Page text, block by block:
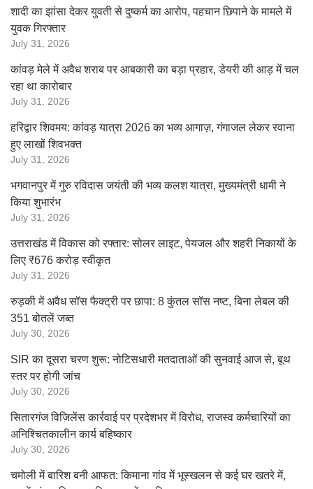
शादी का झांसा देकर युवती से दुष्कर्म का आरोप, पहचान छिपाने के मामले में
युवक गिरफ्तार
July 31, 2026
कांवड़ मेले में अवैध शराब पर आबकारी का बड़ा प्रहार, डेयरी की आड़ में चल
रहा था कारोबार
July 31, 2026
हरिद्वार शिवमय: कांवड़ यात्रा 2026 का भव्य आगाज़, गंगाजल लेकर रवाना
हुए लाखों शिवभक्त
July 31, 2026
भगवानपुर में गुरु रविदास जयंती की भव्य कलश यात्रा, मुख्यमंत्री धामी ने
किया शुभारंभ
July 31, 2026
उत्तराखंड में विकास को रफ्तार: सोलर लाइट, पेयजल और शहरी निकायों के
लिए ₹676 करोड़ स्वीकृत
July 31, 2026
रुड़की में अवैध सॉस फैक्ट्री पर छापा: 8 कुंतल सॉस नष्ट, बिना लेबल की
351 बोतलें जब्त
July 30, 2026
SIR का दूसरा चरण शुरू: नोटिसधारी मतदाताओं की सुनवाई आज से, बूथ
स्तर पर होगी जांच
July 30, 2026
सितारगंज विजिलेंस कार्रवाई पर प्रदेशभर में विरोध, राजस्व कर्मचारियों का
अनिश्चितकालीन कार्य बहिष्कार
July 30, 2026
चमोली में बारिश बनी आफत: किमाना गांव में भूस्खलन से कई घर खतरे में,